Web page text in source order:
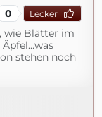
0 Lecker
wie Blätter im
stehen noch